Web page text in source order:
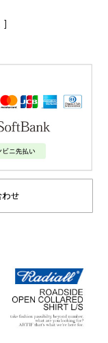
]
せ